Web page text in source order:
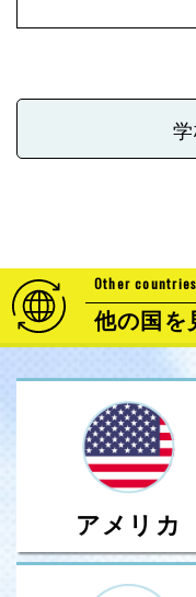
Other countries
他の国を
アメリカ